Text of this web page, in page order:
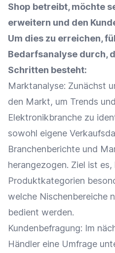
Shop betreibt, möchte
erweitern und den
Um dies zu erreichen,
Bedarfsanalyse durch,
Schritten besteht:
Marktanalyse: Zunächst
den Markt, um Trends
Elektronikbranche zu
sowohl eigene
Branchenberichte und
herangezogen. Ziel ist
Produktkategorien
welche Nischenbereiche
bedient werden.
Kundenbefragung: Im
Händler eine Umfrage